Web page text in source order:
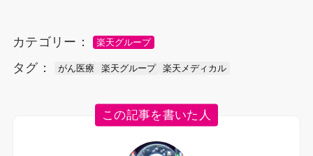
カテゴリー： 楽天グループ
タグ： がん医療 楽天グループ 楽天メディカル
この記事を書いた人